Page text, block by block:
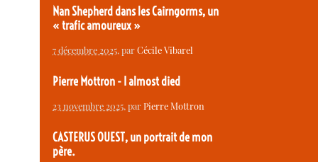
Nan Shepherd dans les Cairngorms, un
« trafic amoureux »
7 décembre 2025, parCécile Vibarel
Pierre Mottron - I almost died
23 novembre 2025, parPierre Mottron
CASTERUS OUEST, un portrait de mon
père.